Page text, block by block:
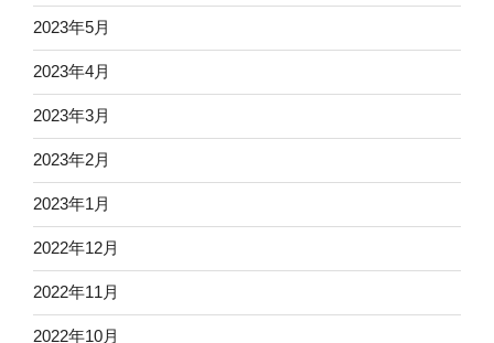
2023年5月
2023年4月
2023年3月
2023年2月
2023年1月
2022年12月
2022年11月
2022年10月